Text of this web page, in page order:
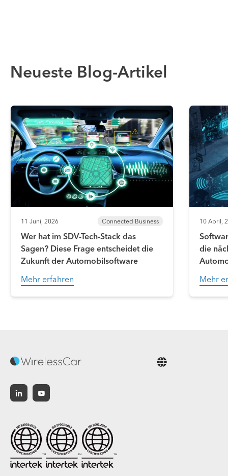
Neueste Blog-Artikel
11 Juni, 2026 Connected Business
Wer hat im SDV-Tech-Stack das
Sagen? Diese Frage entscheidet die
Zukunft der Automobilsoftware
Mehr erfahren
10 April,
die
Mehr